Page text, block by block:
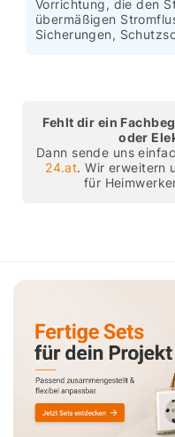
Vorrichtung, die den
übermäßigen
Sicherungen,
Fehlt dir ein
oder
Dann sende uns
24.at. Wir erweitern
für